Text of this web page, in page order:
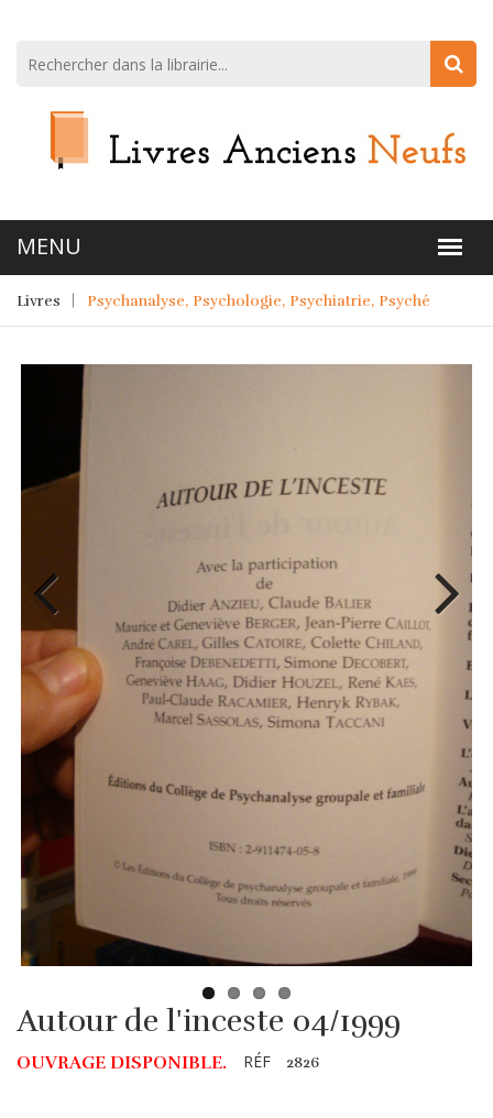
Livres Psychanalyse, Psychologie, Psychiatrie, Psyché
Autour de l'inceste 04/1999
OUVRAGE DISPONIBLE. RÉF 2826